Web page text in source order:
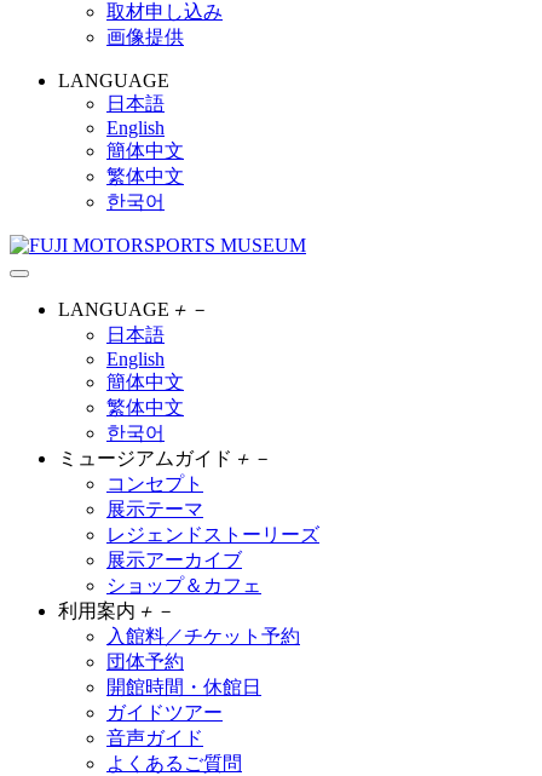
取材申し込み
画像提供
LANGUAGE
日本語
English
簡体中文
繁体中文
한국어
LANGUAGE ＋ －
日本語
English
簡体中文
繁体中文
한국어
ミュージアムガイド ＋ －
コンセプト
展示テーマ
レジェンドストーリーズ
展示アーカイブ
ショップ＆カフェ
利用案内 ＋ －
入館料／チケット予約
団体予約
開館時間・休館日
ガイドツアー
音声ガイド
よくあるご質問